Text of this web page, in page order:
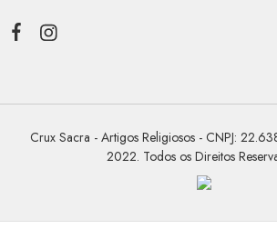
Crux Sacra - Artigos Religiosos - CNPJ:
2022. Todos os Direitos